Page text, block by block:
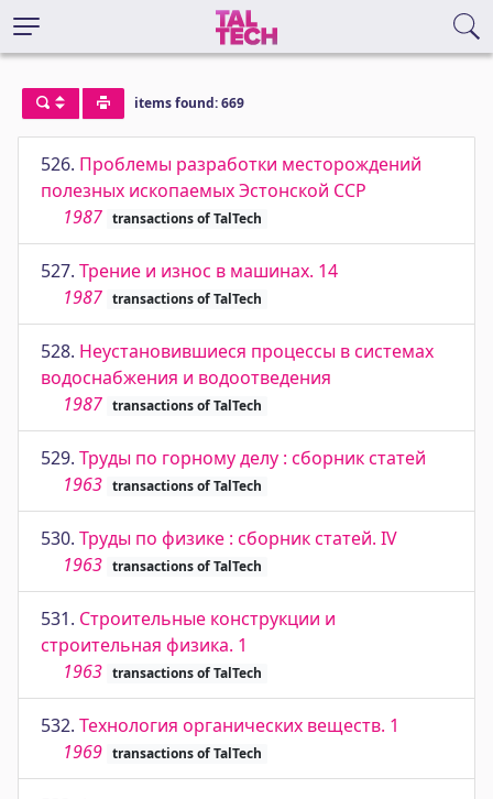
items found: 669
526. Проблемы разработки месторождений
полезных ископаемых Эстонской ССР
1987 transactions of TalTech
527. Трение и износ в машинах. 14
1987 transactions of TalTech
528. Неустановившиеся процессы в системах
водоснабжения и водоотведения
1987 transactions of TalTech
529. Труды по горному делу : сборник статей
1963 transactions of TalTech
530. Труды по физике : сборник статей. IV
1963 transactions of TalTech
531. Строительные конструкции и
строительная физика. 1
1963 transactions of TalTech
532. Технология органических веществ. 1
1969 transactions of TalTech